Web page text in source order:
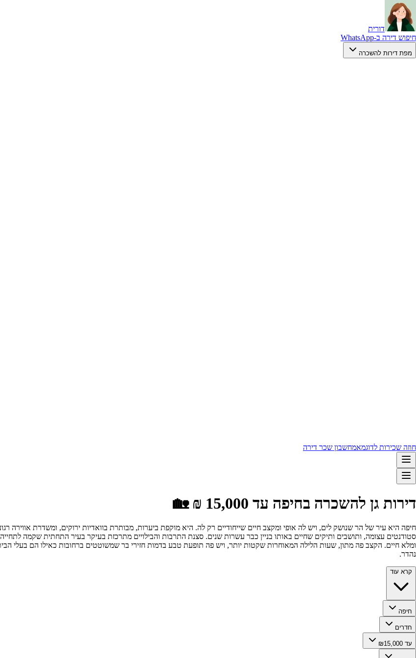
דורית
חיפוש דירה ב-WhatsApp
מפת דירות להשכרה
חוזה שכירות לדוגמאמחשבון שכר דירה
דירות גן להשכרה בחיפה עד 15,000 ₪ 🏡
חיפה היא עיר של הר שנושק לים, ויש לה אופי ומקצב חיים שייחודיים רק לה. היא מוקפת ביערות, מבותרת בוואדיות ירוקים, ומשדרת אווירה
סטודנטים עצומה, ותושבים ותיקים שחיים באותו בניין כבר עשרות שנים. סצנת התרבות והבילויים מתרכזת בעיקר בעיר התחתית שקמה
ומלא חיים. הקצב פה מתון, שעות הלילה המאוחרות שקטות יותר, ויש פה תופעת טבע בדמות חזירי בר שמשוטטים ברחובות כאילו הם בעלי
נהדר.
קרא עוד
חיפה
חדרים
עד ₪15,000